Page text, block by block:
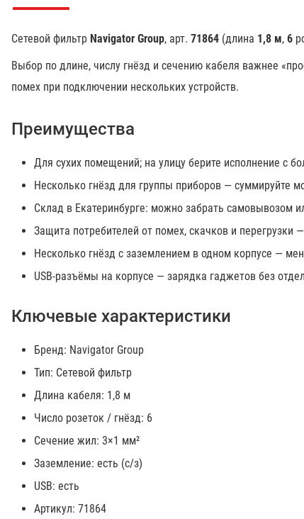
Сетевой фильтр Navigator Group, арт. 71864 (длина 1,8 м, 6
Выбор по длине, числу гнёзд и сечению кабеля важнее
помех при подключении нескольких устройств.
Преимущества
Для сухих помещений; на улицу берите исполнение с
Несколько гнёзд для группы приборов — суммируйте
Склад в Екатеринбурге: можно забрать самовывозом
Защита потребителей от помех, скачков и
Несколько гнёзд с заземлением в одном корпусе —
USB-разъёмы на корпусе — зарядка гаджетов без
Ключевые характеристики
Бренд: Navigator Group
Тип: Сетевой фильтр
Длина кабеля: 1,8 м
Число розеток / гнёзд: 6
Сечение жил: 3×1 мм²
Заземление: есть (с/з)
USB: есть
Артикул: 71864